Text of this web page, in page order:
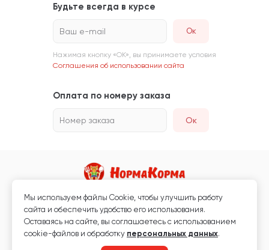
Будьте всегда в курсе
Ваш e-mail
Нажимая кнопку «ОК», вы принимаете условия
Соглашения об использовании сайта
Оплата по номеру заказа
Номер заказа Ок
Магазин кормов для животных и ветаптека
Любая информация, размещённая на сайте, не является публичной
офертой.
Мы используем файлы Сookie, чтобы улучшить работу
сайта и обеспечить удобство его использования.
Оставаясь на сайте, вы соглашаетесь с использованием
cookie-файлов и обработку персональных данных.